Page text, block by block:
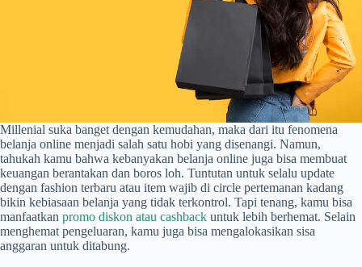
Millenial suka banget dengan kemudahan, maka dari itu fenomena
belanja online menjadi salah satu hobi yang disenangi. Namun,
tahukah kamu bahwa kebanyakan belanja online juga bisa membuat
keuangan berantakan dan boros loh. Tuntutan untuk selalu update
dengan fashion terbaru atau item wajib di circle pertemanan kadang
bikin kebiasaan belanja yang tidak terkontrol. Tapi tenang, kamu bisa
manfaatkan promo diskon atau cashback untuk lebih berhemat. Selain
menghemat pengeluaran, kamu juga bisa mengalokasikan sisa
anggaran untuk ditabung.